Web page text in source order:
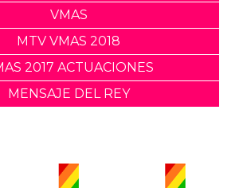
VMAS
MTV VMAS 2018
2017 ACTUACIONES
MENSAJE DEL REY